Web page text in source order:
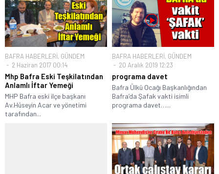
BAFRA HABERLERİ, GÜNDEM
2 Haziran 2017 00:14
Mhp Bafra Eski Teşkilatından
Anlamlı İftar Yemeği
MHP Bafra eski ilçe başkanı
Av.Hüseyin Acar ve yönetimi
tarafından...
BAFRA HABERLERİ, GÜNDEM
20 Aralık 2019 12:23
programa davet
Bafra Ülkü Ocağı Başkanlığından
Bafra’da Şafak vakti isimli
programa davet…...